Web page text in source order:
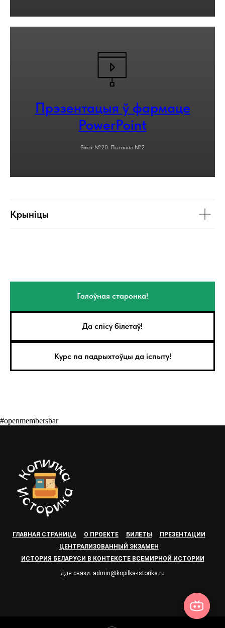
Прэзентацыя ў фармаце
PowerPoint
Білет №20. Пытанне №2
Крыніцы
Галоўная старонка!
Да спісу білетаў!
Курс па падрыхтоўцы да іспыту!
#openmembersbar
ГЛАВНАЯ СТРАНИЦА О ПРОЕКТЕ БИЛЕТЫ
ПРЕЗЕНТАЦИИ
ЦЕНТРАЛИЗОВАННЫЙ ЭКЗАМЕН
ИСТОРИЯ БЕЛАРУСИ В КОНТЕКСТЕ ВСЕМИРНОЙ ИСТОРИИ
Для связи: admin@kopilka-istorika.ru